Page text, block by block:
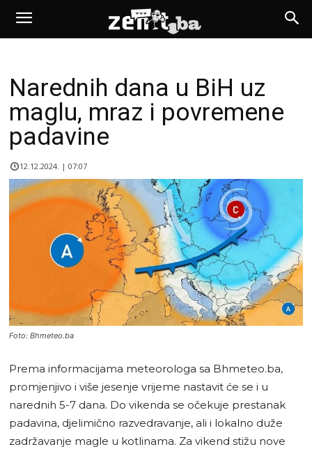
Narednih dana u BiH uz
maglu, mraz i povremene
padavine
12.12.2024. | 07:07
Foto: Bhmeteo.ba
Prema informacijama meteorologa sa Bhmeteo.ba,
promjenjivo i više jesenje vrijeme nastavit će se i u
narednih 5-7 dana. Do vikenda se očekuje prestanak
padavina, djelimično razvedravanje, ali i lokalno duže
zadržavanje magle u kotlinama. Za vikend stižu nove